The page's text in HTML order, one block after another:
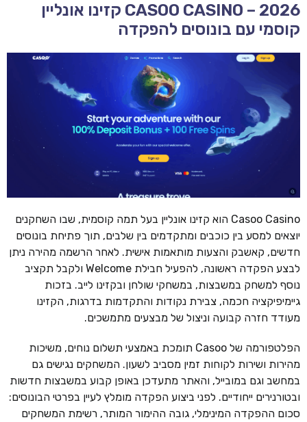
CASOO CASINO – 2026 קזינו אונליין
קוסמי עם בונוסים להפקדה
Casoo Casino הוא קזינו אונליין בעל תמה קוסמית, שבו השחקנים
יוצאים למסע בין כוכבים ומתקדמים בין שלבים, תוך פתיחת בונוסים
חדשים, קאשבק והצעות מותאמות אישית. לאחר הרשמה מהירה ניתן
לבצע הפקדה ראשונה, להפעיל חבילת Welcome ולקבל תקציב
נוסף למשחק במשבצות, במשחקי שולחן ובקזינו לייב. בזכות
גיימיפיקציה חכמה, צבירת נקודות והתקדמות בדרגות, הקזינו
מעודד חזרה קבועה וניצול של מבצעים מתמשכים.
הפלטפורמה של Casoo תומכת באמצעי תשלום נוחים, משיכות
מהירות ושירות לקוחות זמין מסביב לשעון. המשחקים נגישים גם
במחשב וגם במובייל, והאתר מתעדכן באופן קבוע במשבצות חדשות
ובטורנירים ייחודיים. לפני ביצוע הפקדה מומלץ לעיין בפרטי הבונוסים:
סכום ההפקדה המינימלי, גובה ההימור המותר, רשימת המשחקים